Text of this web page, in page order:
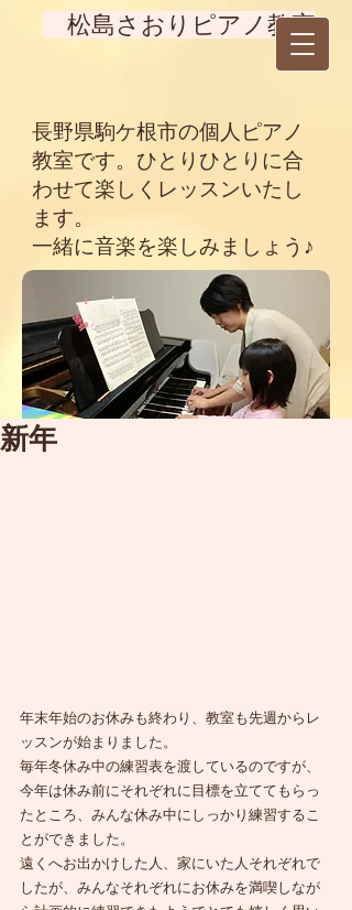
松島さおりピアノ教室
長野県駒ケ根市の個人ピアノ
教室です。ひとりひとりに合
わせて楽しくレッスンいたし
ます。
一緒に音楽を楽しみましょう♪
新年
年末年始のお休みも終わり、教室も先週からレ
ッスンが始まりました。
毎年冬休み中の練習表を渡しているのですが、
今年は休み前にそれぞれに目標を立ててもらっ
たところ、みんな休み中にしっかり練習するこ
とができました。
遠くへお出かけした人、家にいた人それぞれで
したが、みんなそれぞれにお休みを満喫しなが